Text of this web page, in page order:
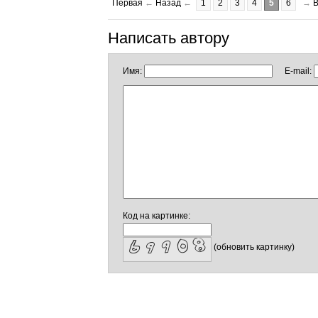
Первая ← Назад ← 1 2 3 4 5 6 →
Написать автору
Имя: E-mail:
Код на картинке:
(обновить картинку)